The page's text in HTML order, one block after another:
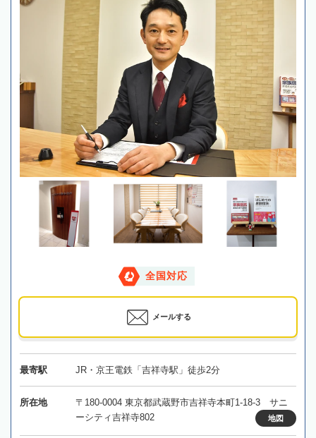
全国対応
メールする
最寄駅 JR・京王電鉄「吉祥寺駅」徒歩2分
所在地
〒180-0004 東京都武蔵野市吉祥寺本町1-18-3 サニ
ーシティ吉祥寺802
地図